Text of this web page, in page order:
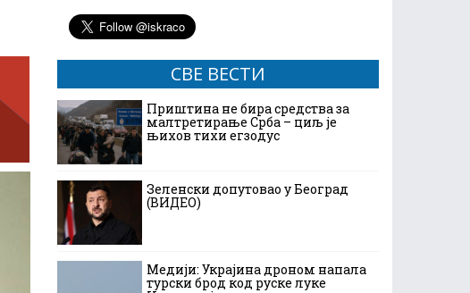
СВЕ ВЕСТИ
Приштина не бира средства за
малтретирање Срба – циљ је
њихов тихи егзодус
Зеленски допутовао у Београд
(ВИДЕО)
Медији: Украјина дроном напала
турски брод код руске луке